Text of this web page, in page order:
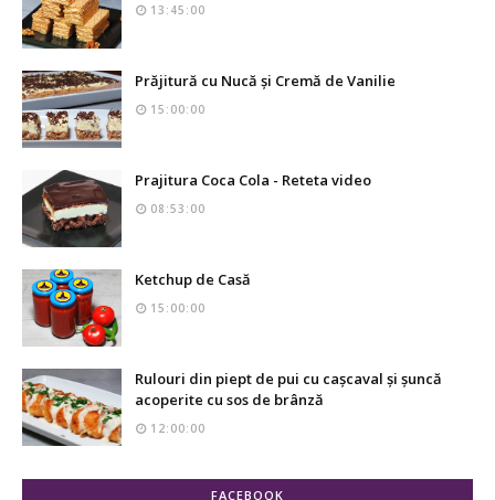
13:45:00
Prăjitură cu Nucă și Cremă de Vanilie
15:00:00
Prajitura Coca Cola - Reteta video
08:53:00
Ketchup de Casă
15:00:00
Rulouri din piept de pui cu cașcaval și șuncă
acoperite cu sos de brânză
12:00:00
FACEBOOK